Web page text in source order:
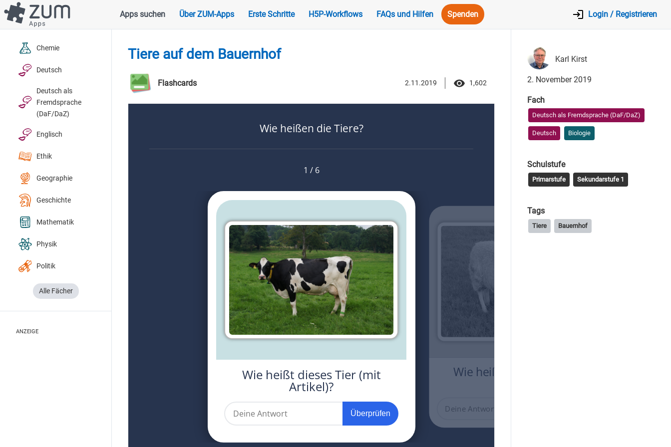
Direkt
zum
Inhalt
Hauptnavigation
Apps suchen Über ZUM-Apps Erste Schritte H5P-Workflows FAQs und Hilfen Spenden Login / Registrieren
Chemie
Deutsch
Deutsch als
Fremdsprache
(DaF/DaZ)
Englisch
Ethik
Geographie
Geschichte
Mathematik
Physik
Politik
Alle Fächer
ANZEIGE
Tiere auf dem Bauernhof
Flashcards 2.11.2019 1,602
Karl Kirst
2. November 2019
Fach
Deutsch als Fremdsprache (DaF/DaZ)
Deutsch Biologie
Schulstufe
Primarstufe Sekundarstufe 1
Tags
Tiere Bauernhof